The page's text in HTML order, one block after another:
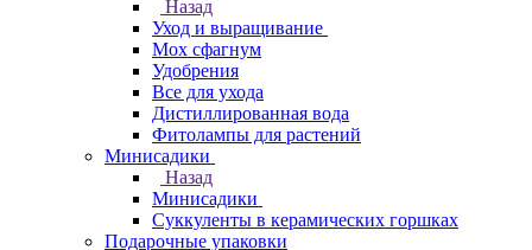
Назад
Уход и выращивание
Мох сфагнум
Удобрения
Все для ухода
Дистиллированная вода
Фитолампы для растений
Минисадики
Назад
Минисадики
Суккуленты в керамических горшках
Подарочные упаковки